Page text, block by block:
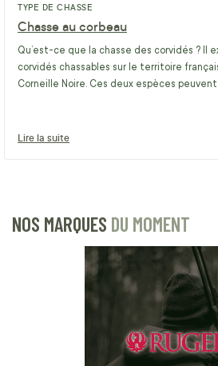
TYPE DE CHASSE
Chasse au corbeau
Qu’est-ce que la chasse des corvidés ? Il
corvidés chassables sur le territoire
Corneille Noire. Ces deux espèces peuvent
Lire la suite
NOS MARQUES DU MOMENT